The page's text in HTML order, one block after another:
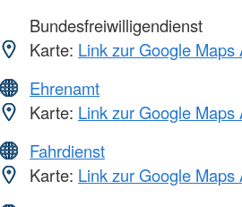
Bundesfreiwilligendienst
Karte: Link zur Google Maps
Ehrenamt
Karte: Link zur Google Maps
Fahrdienst
Karte: Link zur Google Maps